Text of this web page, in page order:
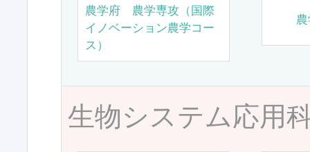
農学府 農学専攻（国際
イノベーション農学コー
ス）
生物システム応用